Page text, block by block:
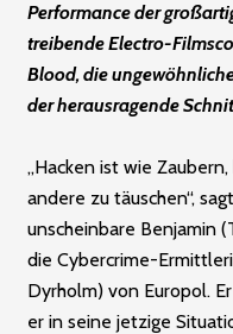
Performance der
treibende Electro-
Blood, die
der herausragende
„Hacken ist wie
andere zu täuschen“,
unscheinbare Benjamin
die Cybercrime-
Dyrholm) von Europol.
er in seine jetzige